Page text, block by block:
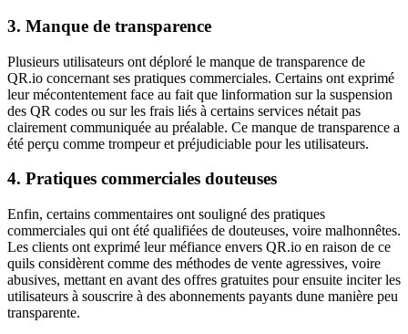
3. Manque de transparence
Plusieurs utilisateurs ont déploré le manque de transparence de
QR.io concernant ses pratiques commerciales. Certains ont exprimé
leur mécontentement face au fait que linformation sur la suspension
des QR codes ou sur les frais liés à certains services nétait pas
clairement communiquée au préalable. Ce manque de transparence a
été perçu comme trompeur et préjudiciable pour les utilisateurs.
4. Pratiques commerciales douteuses
Enfin, certains commentaires ont souligné des pratiques
commerciales qui ont été qualifiées de douteuses, voire malhonnêtes.
Les clients ont exprimé leur méfiance envers QR.io en raison de ce
quils considèrent comme des méthodes de vente agressives, voire
abusives, mettant en avant des offres gratuites pour ensuite inciter les
utilisateurs à souscrire à des abonnements payants dune manière peu
transparente.